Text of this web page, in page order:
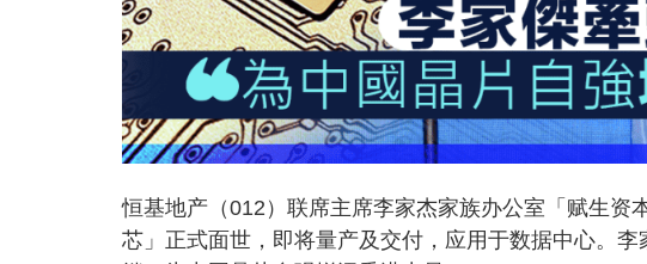
恒基地产（012）联席主席李家杰家族办公室「赋生资
芯」正式面世，即将量产及交付，应用于数据中心。